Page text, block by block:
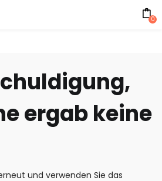
0
ergab keine
und verwenden Sie das